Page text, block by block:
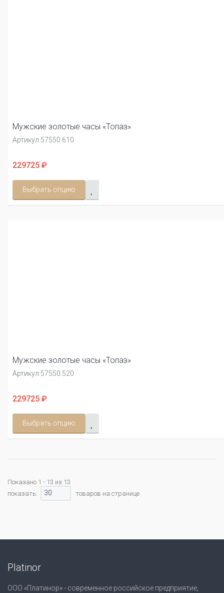
Мужские золотые часы «Топаз»
Артикул:57550.610
229725 ₽
Выбрать опцию
Мужские золотые часы «Топаз»
Артикул:57550.520
229725 ₽
Выбрать опцию
Показано 1 - 13 из 13
показать:
30 товаров на странице
Platinor
ООО «Платинор» - современное российское предприятие,